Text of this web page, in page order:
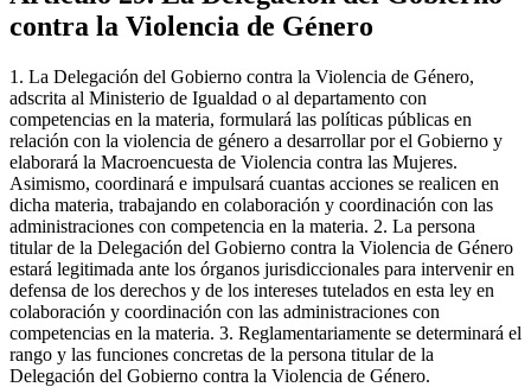
contra la Violencia de Género
1. La Delegación del Gobierno contra la Violencia de Género,
adscrita al Ministerio de Igualdad o al departamento con
competencias en la materia, formulará las políticas públicas en
relación con la violencia de género a desarrollar por el Gobierno y
elaborará la Macroencuesta de Violencia contra las Mujeres.
Asimismo, coordinará e impulsará cuantas acciones se realicen en
dicha materia, trabajando en colaboración y coordinación con las
administraciones con competencia en la materia. 2. La persona
titular de la Delegación del Gobierno contra la Violencia de Género
estará legitimada ante los órganos jurisdiccionales para intervenir en
defensa de los derechos y de los intereses tutelados en esta ley en
colaboración y coordinación con las administraciones con
competencias en la materia. 3. Reglamentariamente se determinará el
rango y las funciones concretas de la persona titular de la
Delegación del Gobierno contra la Violencia de Género.